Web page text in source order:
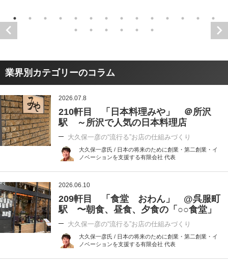
業界別カテゴリーのコラム
2026.07.8
210軒目 「日本料理みや」 ＠所沢
駅 ～所沢で人気の日本料理店
大久保一彦の“流行る”お店の仕組みづくり
大久保一彦氏 / 日本の将来のために創業・第二創業・イ
ノベーションを支援する有限会社 代表
2026.06.10
209軒目 「食堂 おわん」 @呉服町
駅 〜朝食、昼食、夕食の「○○食堂」
大久保一彦の“流行る”お店の仕組みづくり
大久保一彦氏 / 日本の将来のために創業・第二創業・イ
ノベーションを支援する有限会社 代表